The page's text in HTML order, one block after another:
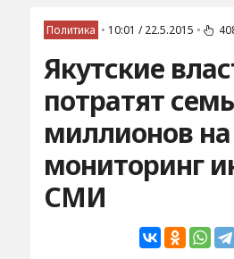
Политика • 10:01 / 22.5.2015 •
Якутские
потратят семь
миллионов на
мониторинг
СМИ